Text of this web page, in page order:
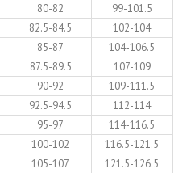
80-82
99-101.5
82.5-84.5
102-104
85-87
104-106.5
87.5-89.5
107-109
90-92
109-111.5
92.5-94.5
112-114
95-97
114-116.5
100-102
116.5-121.5
105-107
121.5-126.5